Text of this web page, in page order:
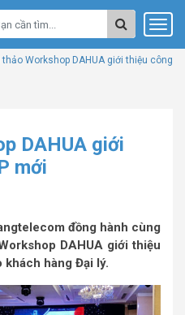
thảo Workshop DAHUA giới thiệu công
DAHUA giới
mới
đồng hành cùng
DAHUA giới thiệu
khách hàng Đại lý.